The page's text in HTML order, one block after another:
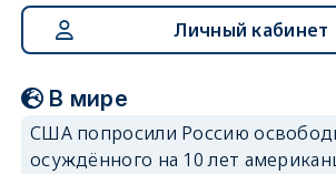
Личный кабинет
В мире
США попросили Россию
осуждённого на 10 лет